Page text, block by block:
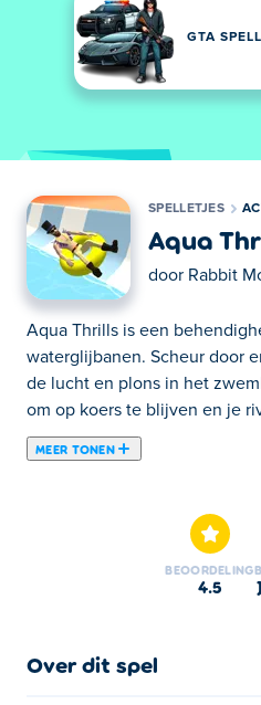
GTA
SPELLETJES
Aqua
door Rabbit
Aqua Thrills is een
waterglijbanen. Scheur door
de lucht en plons in het
om op koers te blijven en je
MEER TONEN
BEOORDELING
4.5
Over dit spel